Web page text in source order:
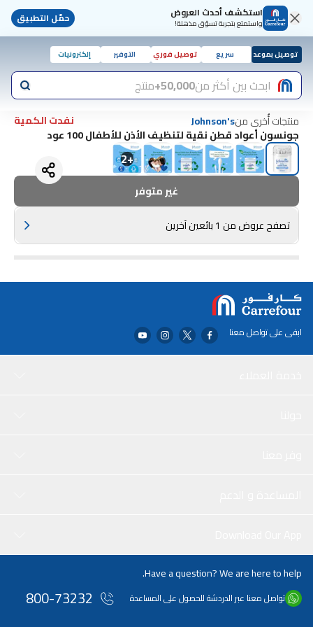
استكشف أحدث العروض
واستمتع بتجربة تسوّق مذهلة! حمّل التطبيق
توصيل بموعد سريع توصيل فوري التوفير إلكترونيات
ابحث بين أكثر من50,000+ منتج
منتجات أُخرى منJohnson's
نفدت الكمية
جونسون أعواد قطن نقية لتنظيف الأذن للأطفال 100 عود
+
2
غير متوفر
تصفح عروض من 1 بائعين آخرين
ابقى على تواصل معنا
Have a question? We are here to help.
تواصل معنا عبر الدردشة للحصول على المساعدة 800-73232